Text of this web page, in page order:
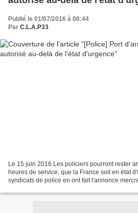
Publié le 01/07/2016 à 08:44
Par C.L.A.P33
Le 15 juin 2016 Les policiers pourront rester
heures de service, que la France soit en état
syndicats de police en ont fait l'annonce